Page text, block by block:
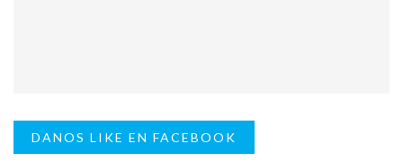
DANOS LIKE EN FACEBOOK